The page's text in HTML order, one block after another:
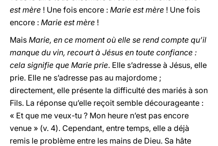
est mère ! Une fois encore : Marie est mère ! Une fois
encore : Marie est mère !
Mais Marie, en ce moment où elle se rend compte qu’il
manque du vin, recourt à Jésus en toute confiance :
cela signifie que Marie prie. Elle s’adresse à Jésus, elle
prie. Elle ne s’adresse pas au majordome ;
directement, elle présente la difficulté des mariés à son
Fils. La réponse qu’elle reçoit semble décourageante :
« Et que me veux-tu ? Mon heure n’est pas encore
venue » (v. 4). Cependant, entre temps, elle a déjà
remis le problème entre les mains de Dieu. Sa hâte